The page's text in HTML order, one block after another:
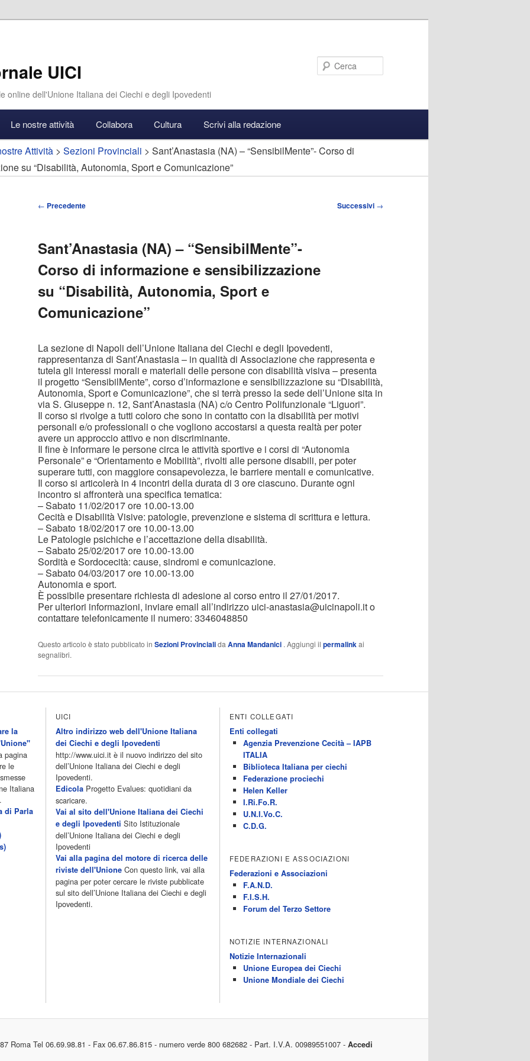
UICI
online dell'Unione Italiana dei Ciechi e degli Ipovedenti
Le nostre attività Collabora Cultura Scrivi alla redazione
Attività > Sezioni Provinciali > Sant’Anastasia (NA) – “SensibilMente”- Corso di
su “Disabilità, Autonomia, Sport e Comunicazione”
Navigazione
← Precedente Successivi →
Sant’Anastasia (NA) – “SensibilMente”-
Corso di informazione e sensibilizzazione
su “Disabilità, Autonomia, Sport e
Comunicazione”
La sezione di Napoli dell’Unione Italiana dei Ciechi e degli Ipovedenti,
rappresentanza di Sant’Anastasia – in qualità di Associazione che rappresenta e
tutela gli interessi morali e materiali delle persone con disabilità visiva – presenta
il progetto “SensibilMente”, corso d’informazione e sensibilizzazione su “Disabilità,
Autonomia, Sport e Comunicazione”, che si terrà presso la sede dell’Unione sita in
via S. Giuseppe n. 12, Sant’Anastasia (NA) c/o Centro Polifunzionale “Liguori”.
Il corso si rivolge a tutti coloro che sono in contatto con la disabilità per motivi
personali e/o professionali o che vogliono accostarsi a questa realtà per poter
avere un approccio attivo e non discriminante.
Il fine è informare le persone circa le attività sportive e i corsi di “Autonomia
Personale” e “Orientamento e Mobilità”, rivolti alle persone disabili, per poter
superare tutti, con maggiore consapevolezza, le barriere mentali e comunicative.
Il corso si articolerà in 4 incontri della durata di 3 ore ciascuno. Durante ogni
incontro si affronterà una specifica tematica:
– Sabato 11/02/2017 ore 10.00-13.00
Cecità e Disabilità Visive: patologie, prevenzione e sistema di scrittura e lettura.
– Sabato 18/02/2017 ore 10.00-13.00
Le Patologie psichiche e l’accettazione della disabilità.
– Sabato 25/02/2017 ore 10.00-13.00
Sordità e Sordocecità: cause, sindromi e comunicazione.
– Sabato 04/03/2017 ore 10.00-13.00
Autonomia e sport.
È possibile presentare richiesta di adesione al corso entro il 27/01/2017.
Per ulteriori informazioni, inviare email all’indirizzo uici-anastasia@uicinapoli.it o
contattare telefonicamente il numero: 3346048850
Questo articolo è stato pubblicato in Sezioni Provincialida Anna Mandanici . Aggiungi il permalinkai
segnalibri.
la
pagina
le
Italiana
di Parla
UICI
Altro indirizzo web dell'Unione Italiana
dei Ciechi e degli Ipovedenti
http://www.uici.it è il nuovo indirizzo del sito
dell’Unione Italiana dei Ciechi e degli
Ipovedenti.
Edicola Progetto Evalues: quotidiani da
scaricare.
Vai al sito dell'Unione Italiana dei Ciechi
e degli Ipovedenti Sito Istituzionale
dell’Unione Italiana dei Ciechi e degli
Ipovedenti
Vai alla pagina del motore di ricerca delle
riviste dell'Unione Con questo link, vai alla
pagina per poter cercare le riviste pubblicate
sul sito dell’Unione Italiana dei Ciechi e degli
Ipovedenti.
ENTI COLLEGATI
Enti collegati
Agenzia Prevenzione Cecità – IAPB
ITALIA
Biblioteca Italiana per ciechi
Federazione prociechi
Helen Keller
I.Ri.Fo.R.
U.N.I.Vo.C.
C.D.G.
FEDERAZIONI E ASSOCIAZIONI
Federazioni e Associazioni
F.A.N.D.
F.I.S.H.
Forum del Terzo Settore
NOTIZIE INTERNAZIONALI
Notizie Internazionali
Unione Europea dei Ciechi
Unione Mondiale dei Ciechi
Roma Tel 06.69.98.81 - Fax 06.67.86.815 - numero verde 800 682682 - Part. I.V.A. 00989551007 - Accedi